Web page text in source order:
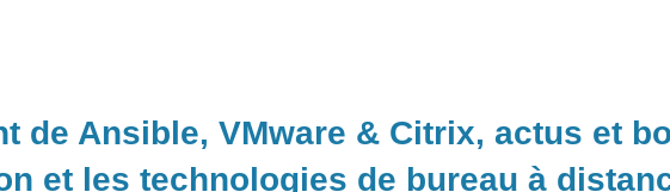
de Ansible, VMware & Citrix, actus et
et les technologies de bureau à